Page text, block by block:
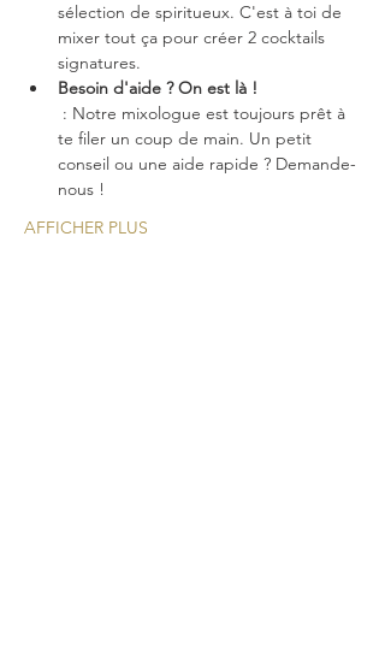
sélection de spiritueux. C'est à toi de
mixer tout ça pour créer 2 cocktails
signatures.
Besoin d'aide ? On est là !
te filer un coup de main. Un petit
conseil ou une aide rapide ? Demande-
nous !
AFFICHER PLUS